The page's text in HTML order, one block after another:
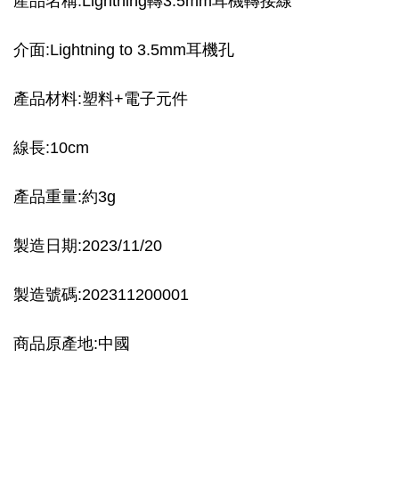
介面:Lightning to 3.5mm耳機孔
產品材料:塑料+電子元件
線長:10cm
產品重量:約3g
製造日期:2023/11/20
製造號碼:202311200001
商品原產地:中國